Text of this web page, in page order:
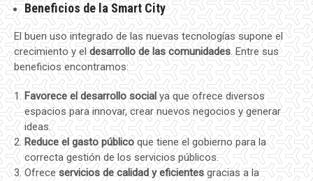
Beneficios de la Smart City
El buen uso integrado de las nuevas tecnologías supone el
crecimiento y eldesarrollo de las comunidades. Entre sus
beneficios encontramos:
Favorece el desarrollo socialya que ofrece diversos
espacios para innovar, crear nuevos negocios y generar
ideas.
Reduce el gasto públicoque tiene el gobierno para la
correcta gestión de los servicios públicos.
Ofreceservicios de calidad y eficientesgracias a la